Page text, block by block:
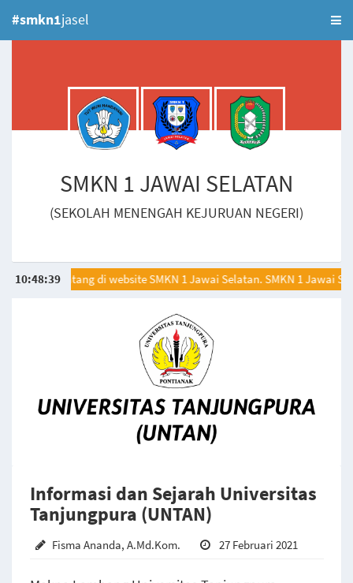
#smkn1jasel
SMKN 1 JAWAI SELATAN
(SEKOLAH MENENGAH KEJURUAN NEGERI)
10:48:39
datang di website SMKN 1 Jawai Selatan. SMKN 1 Jawai
Informasi dan Sejarah Universitas
Tanjungpura (UNTAN)
Fisma Ananda, A.Md.Kom. 27 Februari 2021